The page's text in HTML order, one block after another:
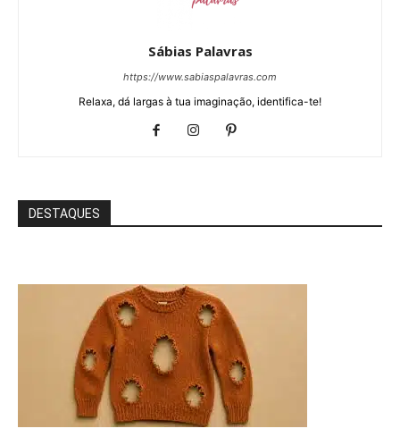
Sábias Palavras
https://www.sabiaspalavras.com
Relaxa, dá largas à tua imaginação, identifica-te!
DESTAQUES